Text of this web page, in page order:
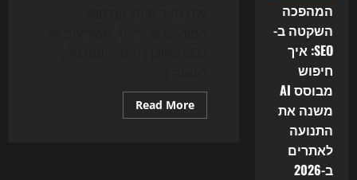
Read More
more
המהפכה
השקטה ב-
SEO: איך
חיפוש
מבוסס AI
משנה את
התנועה
לאתרים
ב-2026